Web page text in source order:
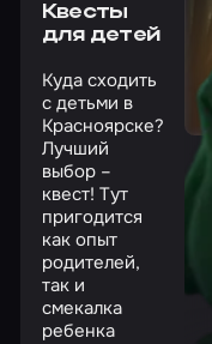
Квесты
для детей
Куда сходить
с детьми в
Красноярске?
Лучший
выбор –
квест! Тут
пригодится
как опыт
родителей,
так и
смекалка
ребенка